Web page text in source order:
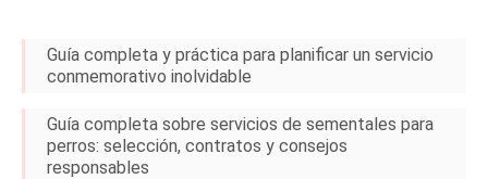
Guía completa y práctica para planificar un servicio
conmemorativo inolvidable
Guía completa sobre servicios de sementales para
perros: selección, contratos y consejos
responsables